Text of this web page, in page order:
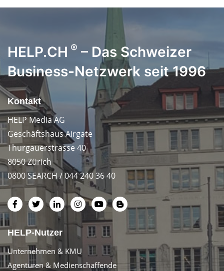
HELP.CH ® – Das Schweizer
Business-Netzwerk seit 1996
Kontakt
HELP Media AG
Geschäftshaus Airgate
Thurgauerstrasse 40
8050 Zürich
0800 SEARCH / 044 240 36 40
HELP-Nutzer
Unternehmen & KMU
Agenturen & Medienschaffende